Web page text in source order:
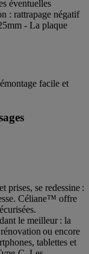
éventuelles
: rattrapage négatif
- La plaque
facile et
prises, se redessine :
Céliane™ offre
le meilleur : la
ou encore
tablettes et